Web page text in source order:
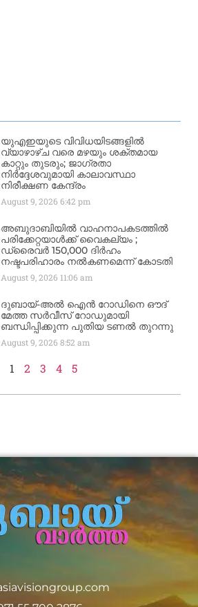
യുഎഇയുടെ വിവിധയിടങ്ങളിൽ
വ്യാഴാഴ്ച വരെ മഴയും ശക്തമായ
കാറ്റും തുടരും; ജാഗ്രതാ
നിർദ്ദേശവുമായി കാലാവസ്ഥാ
നിരീക്ഷണ കേന്ദ്രം
August 9, 20266:42 pm
അബുദാബിയിൽ വാഹനാപകടത്തിൽ
പരിക്കേറ്റയാൾക്ക് വൈകല്യം ;
ഡ്രൈവർ 150,000 ദിർഹം
നഷ്ടപരിഹാരം നൽകണമെന്ന് കോടതി
August 9, 2026 11:06 am
ദുബായ്-അൽ ഐൻ റോഡിനെ ഔദ്
മേത്ത സർവീസ് റോഡുമായി
ബന്ധിപ്പിക്കുന്ന പുതിയ ടണൽ തുറന്നു
August 9, 20268:52 am
1 2 3 4 5